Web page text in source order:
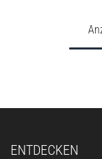
ENTDECKEN